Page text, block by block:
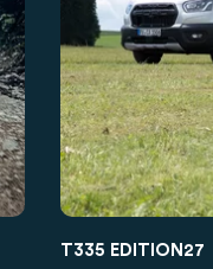
T335 EDITION27